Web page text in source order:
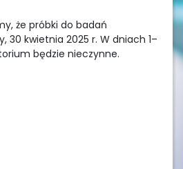
że próbki do badań
30 kwietnia 2025 r. W dniach 1–
będzie nieczynne.